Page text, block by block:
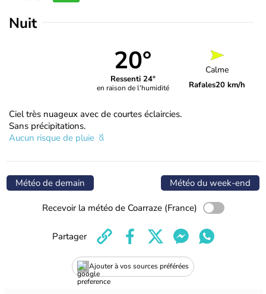
Nuit
20°
Ressenti 24°
en raison de l'humidité
Calme
Rafales20 km/h
Ciel très nuageux avec de courtes éclaircies.
Sans précipitations.
Aucun risque de pluie
Météo de demain Météo du week-end
Recevoir la météo de Coarraze (France)
Ajouter à vos sources préférées
Partager